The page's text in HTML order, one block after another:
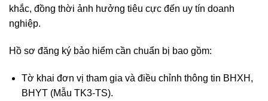
khắc, đồng thời ảnh hưởng tiêu cực đến uy tín doanh
nghiệp.
Hồ sơ đăng ký bảo hiểm cần chuẩn bị bao gồm:
Tờ khai đơn vị tham gia và điều chỉnh thông tin BHXH,
BHYT (Mẫu TK3-TS).